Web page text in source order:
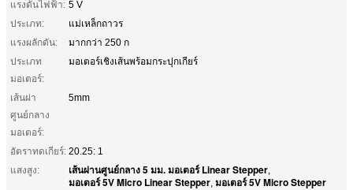
แรงดันไฟฟ้า: 5 V
ประเภท:
แม่เหล็กถาวร
แรงผลักดัน:
มากกว่า 250 ก
ประเภท
มอเตอร์:
มอเตอร์เชิงเส้นพร้อมกระปุกเกียร์
เส้นผ่า
ศูนย์กลาง
มอเตอร์:
5mm
อัตราทดเกียร์: 20.25: 1
แสงสูง:
เส้นผ่านศูนย์กลาง 5 มม. มอเตอร์ Linear Stepper,
มอเตอร์ 5V Micro Linear Stepper, มอเตอร์ 5V Micro Stepper